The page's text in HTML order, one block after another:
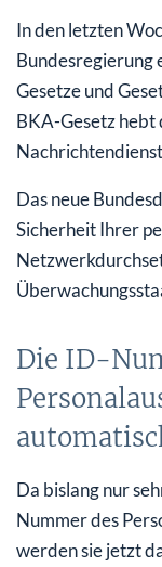
In den letzten
Bundesregierung
Gesetze und
BKA-Gesetz hebt
Das neue
Sicherheit Ihrer
Die ID-
Da bislang nur
Nummer des
werden sie jetzt